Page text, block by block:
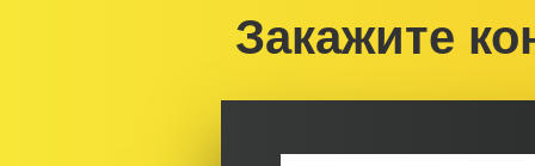
Закажите